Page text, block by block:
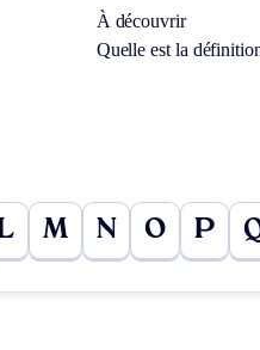
À découvrir
Quelle est la
M N O P